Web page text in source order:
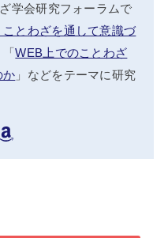
学会研究フォーラムで
とわざを通して意識づ
「WEB上でのことわざ
か 」などをテーマに研究